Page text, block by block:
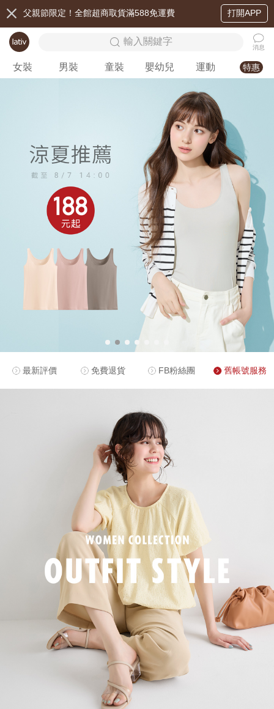
父親節限定！全館超商取貨滿588免運費 打開APP
輸入關鍵字
消息
女裝 男裝 童裝 嬰幼兒 運動 特惠
最新評價 免費退貨 FB粉絲團 舊帳號服務